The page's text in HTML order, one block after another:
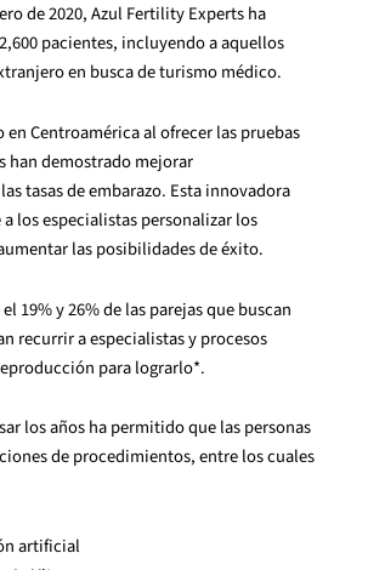
de 2020, Azul Fertility Experts ha
pacientes, incluyendo a aquellos
en busca de turismo médico.
en Centroamérica al ofrecer las pruebas
han demostrado mejorar
tasas de embarazo. Esta innovadora
los especialistas personalizar los
las posibilidades de éxito.
19% y 26% de las parejas que buscan
recurrir a especialistas y procesos
para lograrlo*.
los años ha permitido que las personas
de procedimientos, entre los cuales
artificial